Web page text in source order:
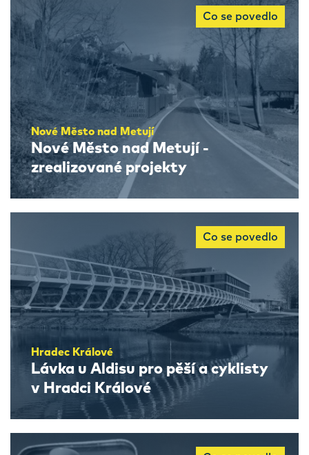
Co se povedlo
Nové Město nad Metují
Nové Město nad Metují -
zrealizované projekty
Co se povedlo
Hradec Králové
Lávka u Aldisu pro pěší a cyklisty
v Hradci Králové